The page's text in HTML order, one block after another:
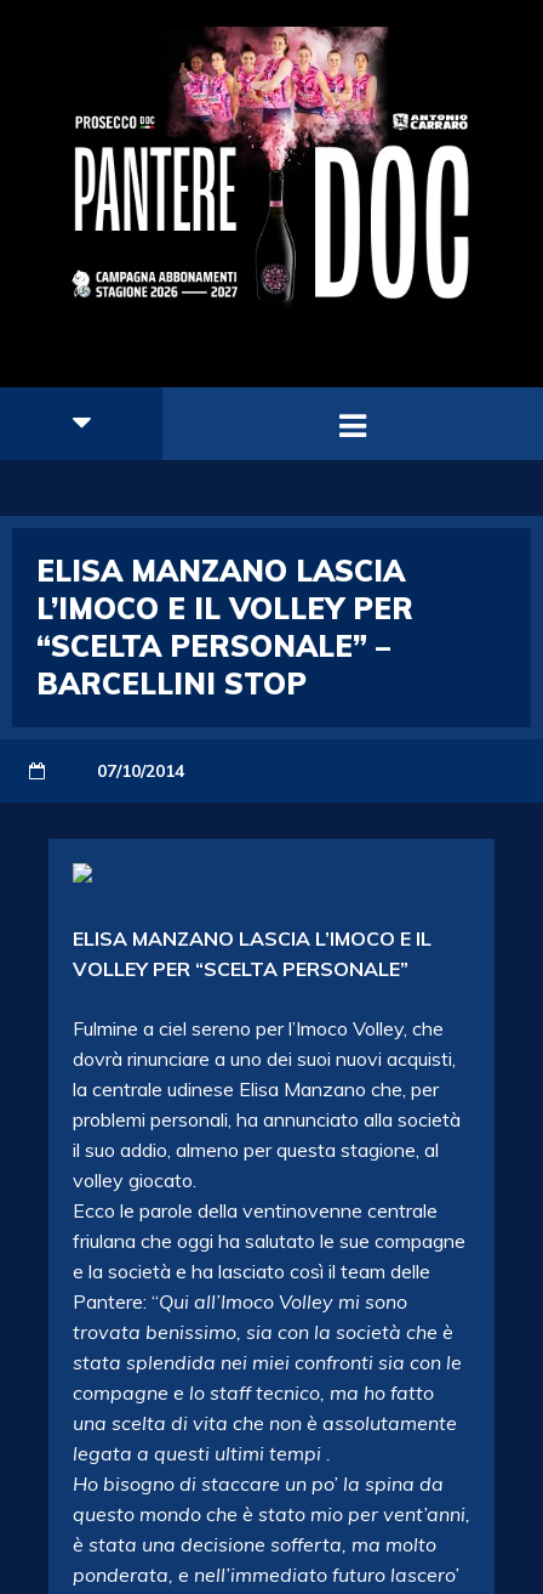
ELISA MANZANO LASCIA
L’IMOCO E IL VOLLEY PER
“SCELTA PERSONALE” –
BARCELLINI STOP
07/10/2014
ELISA MANZANO LASCIA L’IMOCO E IL
VOLLEY PER “SCELTA PERSONALE”
Fulmine a ciel sereno per l’Imoco Volley, che
dovrà rinunciare a uno dei suoi nuovi acquisti,
la centrale udinese Elisa Manzano che, per
problemi personali, ha annunciato alla società
il suo addio, almeno per questa stagione, al
volley giocato.
Ecco le parole della ventinovenne centrale
friulana che oggi ha salutato le sue compagne
e la società e ha lasciato così il team delle
Pantere: “Qui all’Imoco Volley mi sono
trovata benissimo, sia con la società che è
stata splendida nei miei confronti sia con le
compagne e lo staff tecnico, ma ho fatto
una scelta di vita che non è assolutamente
legata a questi ultimi tempi .
Ho bisogno di staccare un po’ la spina da
questo mondo che è stato mio per vent’anni,
è stata una decisione sofferta, ma molto
ponderata, e nell’immediato futuro lascero’